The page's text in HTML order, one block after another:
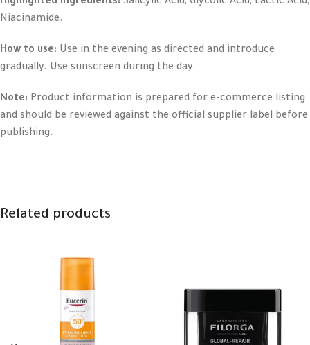
Highlighted ingredients: Salicylic Acid, Glycolic Acid, Lactic Acid,
Niacinamide.
How to use: Use in the evening as directed and introduce
gradually. Use sunscreen during the day.
Note: Product information is prepared for e-commerce listing
and should be reviewed against the official supplier label before
publishing.
Related products